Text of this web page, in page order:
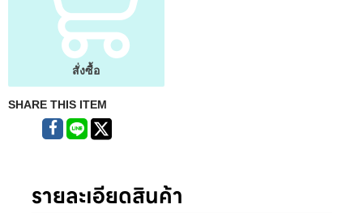
สั่งซื้อ
SHARE THIS ITEM
รายละเอียดสินค้า